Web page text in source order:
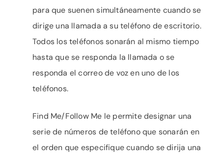
para que suenen simultáneamente cuando se
dirige una llamada a su teléfono de escritorio.
Todos los teléfonos sonarán al mismo tiempo
hasta que se responda la llamada o se
responda el correo de voz en uno de los
teléfonos.
Find Me/Follow Me le permite designar una
serie de números de teléfono que sonarán en
el orden que especifique cuando se dirija una